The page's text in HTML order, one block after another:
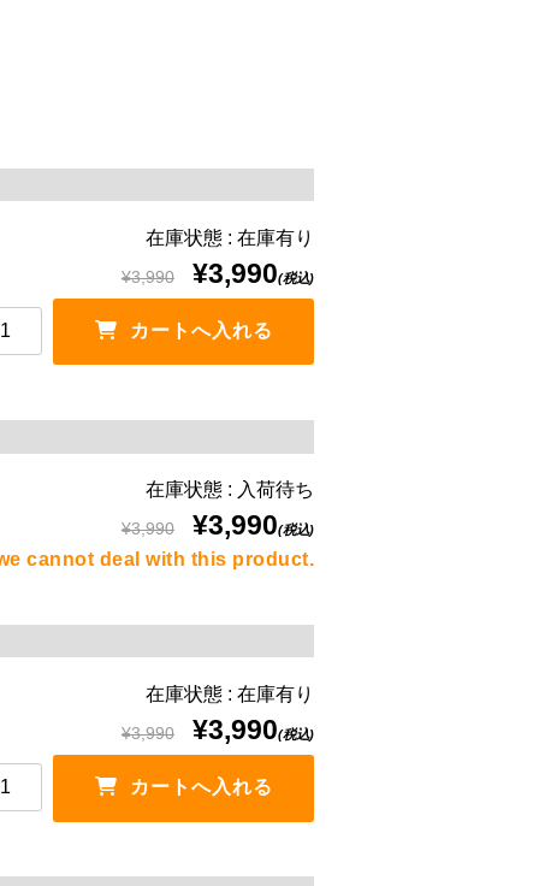
在庫状態 : 在庫有り
¥3,990 ¥3,990(税込)
在庫状態 : 入荷待ち
¥3,990 ¥3,990(税込)
cannot deal with this product.
在庫状態 : 在庫有り
¥3,990 ¥3,990(税込)